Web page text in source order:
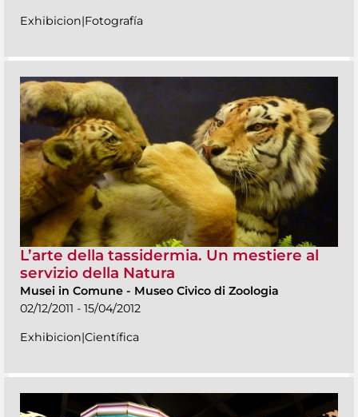
Exhibicion|Fotografía
L’arte della tassidermia. Un mestiere al
servizio della Natura
Musei in Comune - Museo Civico di Zoologia
02/12/2011 - 15/04/2012
Exhibicion|Científica